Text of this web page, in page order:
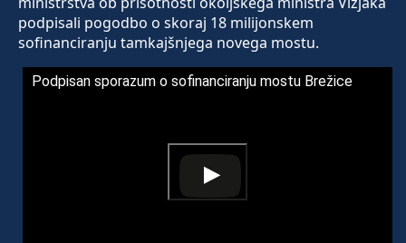
podpisali pogodbo o skoraj 18 milijonskem
sofinanciranju tamkajšnjega novega mostu.
Podpisan sporazum o sofinanciranju mostu Brežice